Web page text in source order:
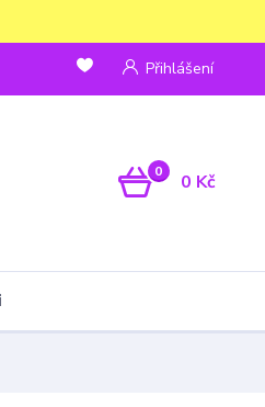
Přihlášení
0 0 Kč